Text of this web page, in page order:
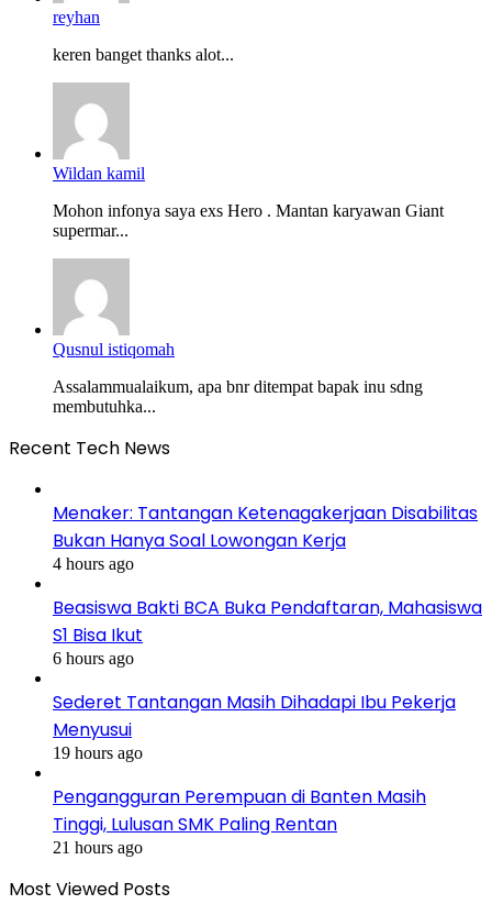
reyhan
keren banget thanks alot...
Wildan kamil
Mohon infonya saya exs Hero . Mantan karyawan Giant
supermar...
Qusnul istiqomah
Assalammualaikum, apa bnr ditempat bapak inu sdng
membutuhka...
Recent Tech News
Menaker: Tantangan Ketenagakerjaan Disabilitas
Bukan Hanya Soal Lowongan Kerja
4 hours ago
Beasiswa Bakti BCA Buka Pendaftaran, Mahasiswa
S1 Bisa Ikut
6 hours ago
Sederet Tantangan Masih Dihadapi Ibu Pekerja
Menyusui
19 hours ago
Pengangguran Perempuan di Banten Masih
Tinggi, Lulusan SMK Paling Rentan
21 hours ago
Most Viewed Posts